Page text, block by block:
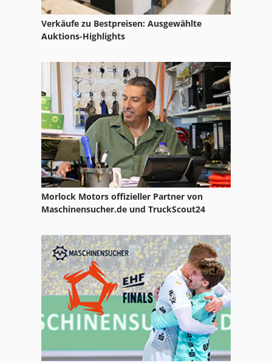
Lochreihenbohrmaschine
Reihenbohrung
Robland Holzbearbeitungsmaschine
Robland Kombimaschine
Rohluftanlage
Verkäufe zu Bestpreisen: Ausgewählte
Auktions-Highlights
Morlock Motors offizieller Partner von
Maschinensucher.de und TruckScout24